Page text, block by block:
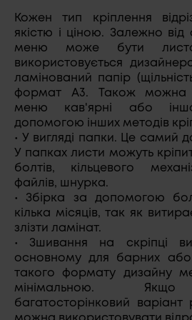
Кожен тип кріплення
якістю і ціною. Залежно від
меню може бути
використовується
ламінований папір
формат А3. Також можна
меню кав'ярні або
допомогою інших методів
• У вигляді папки. Це самий
У папках листи можуть
болтів, кільцевого
файлів, шнурка.
• Збірка за допомогою
кілька місяців, так як
злізти ламінат.
• Зшивання на скріпці
основному для барних
такого формату дизайну
мінімальною. Якщо
багатосторінковий